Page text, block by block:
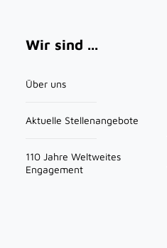
Main navigation
Wir sind ...
Über uns
Aktuelle Stellenangebote
110 Jahre Weltweites
Engagement